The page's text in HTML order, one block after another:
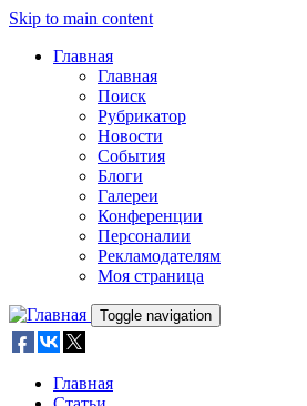
Skip to main content
Главная
Главная
Поиск
Рубрикатор
Новости
События
Блоги
Галереи
Конференции
Персоналии
Рекламодателям
Моя страница
Toggle navigation
Главная